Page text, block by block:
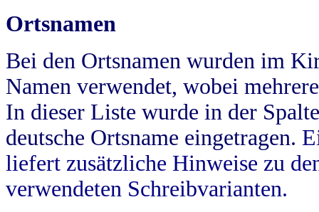
Ortsnamen
Bei den Ortsnamen wurden im
Namen verwendet, wobei
In dieser Liste wurde in der
deutsche Ortsname eingetragen.
liefert zusätzliche Hinweise zu
verwendeten Schreibvarianten.